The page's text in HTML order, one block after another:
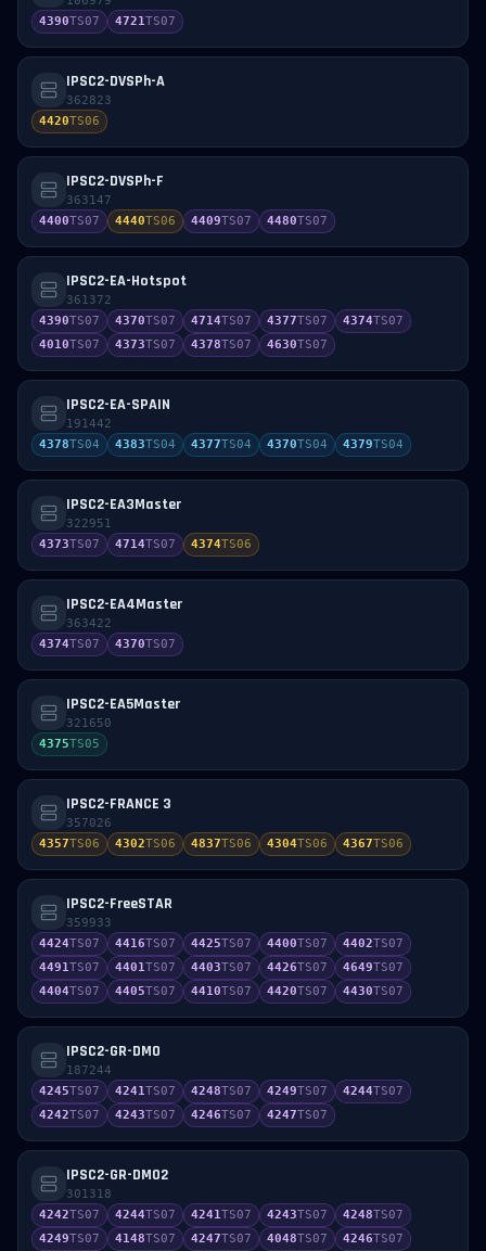
4390TS07 4721TS07
IPSC2-DVSPh-A
362823
4420TS06
IPSC2-DVSPh-F
363147
4400TS07 4440TS06 4409TS07 4480TS07
IPSC2-EA-Hotspot
361372
4390TS07 4370TS07 4714TS07 4377TS07 4374TS07
4010TS07 4373TS07 4378TS07 4630TS07
IPSC2-EA-SPAIN
191442
4378TS04 4383TS04 4377TS04 4370TS04 4379TS04
IPSC2-EA3Master
322951
4373TS07 4714TS07 4374TS06
IPSC2-EA4Master
363422
4374TS07 4370TS07
IPSC2-EA5Master
321650
4375TS05
IPSC2-FRANCE 3
357026
4357TS06 4302TS06 4837TS06 4304TS06 4367TS06
IPSC2-FreeSTAR
359933
4424TS07 4416TS07 4425TS07 4400TS07 4402TS07
4491TS07 4401TS07 4403TS07 4426TS07 4649TS07
4404TS07 4405TS07 4410TS07 4420TS07 4430TS07
IPSC2-GR-DMO
187244
4245TS07 4241TS07 4248TS07 4249TS07 4244TS07
4242TS07 4243TS07 4246TS07 4247TS07
IPSC2-GR-DMO2
301318
4242TS07 4244TS07 4241TS07 4243TS07 4248TS07
4249TS07 4148TS07 4247TS07 4048TS07 4246TS07